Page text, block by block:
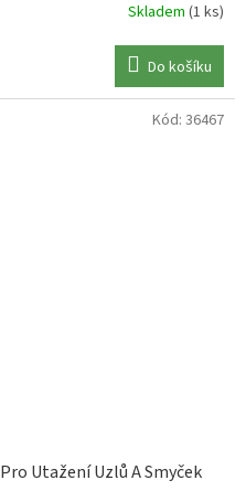
Skladem (1 ks)
Do košíku
Utažení Uzlů A Smyček
Kód: 36467